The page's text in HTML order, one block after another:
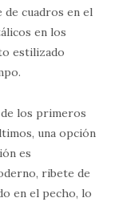
cuadros en el
en los
estilizado
de los primeros
una opción
es
ribete de
en el pecho, lo